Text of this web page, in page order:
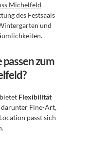
Michelfeld
des Festsaals
und
zum
Flexibilität
darunter Fine-Art,
passt sich